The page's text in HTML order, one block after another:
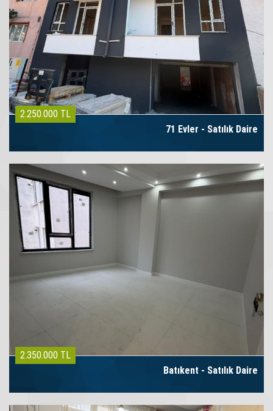
2.250.000 TL
71 Evler - Satılık Daire
2.350.000 TL
Batıkent - Satılık Daire